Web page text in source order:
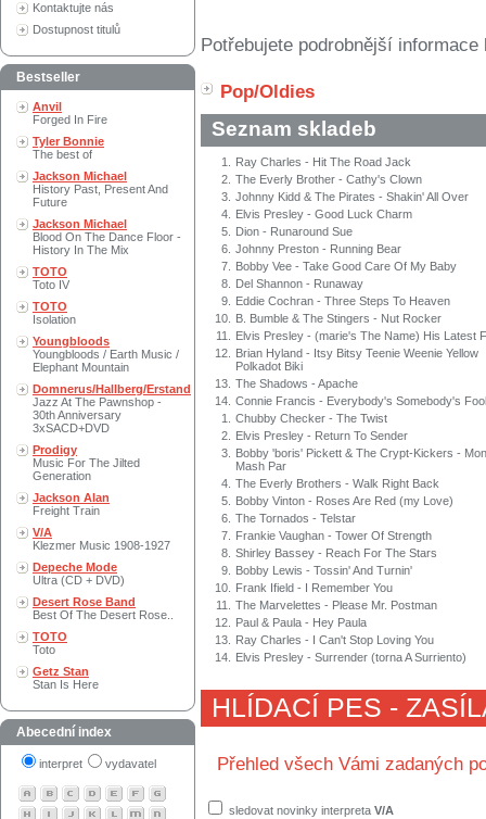
Kontaktujte nás
Dostupnost titulů
Bestseller
Anvil
Forged In Fire
Tyler Bonnie
The best of
Jackson Michael
History Past, Present And
Future
Jackson Michael
Blood On The Dance Floor -
History In The Mix
TOTO
Toto IV
TOTO
Isolation
Youngbloods
Youngbloods / Earth Music /
Elephant Mountain
Domnerus/Hallberg/Erstand
Jazz At The Pawnshop -
30th Anniversary
3xSACD+DVD
Prodigy
Music For The Jilted
Generation
Jackson Alan
Freight Train
V/A
Klezmer Music 1908-1927
Depeche Mode
Ultra (CD + DVD)
Desert Rose Band
Best Of The Desert Rose..
TOTO
Toto
Getz Stan
Stan Is Here
Abecední index
interpret vydavatel
Potřebujete podrobnější
Pop/Oldies
Seznam skladeb
1.
Ray Charles - Hit The Road Jack
2. The Everly Brother - Cathy's Clown
3. Johnny Kidd & The Pirates - Shakin' All Over
4.
Elvis Presley - Good Luck Charm
5.
Dion - Runaround Sue
6. Johnny Preston - Running Bear
7.
Bobby Vee - Take Good Care Of My Baby
8.
Del Shannon - Runaway
9.
Eddie Cochran - Three Steps To Heaven
10.
B. Bumble & The Stingers - Nut Rocker
11.
Elvis Presley - (marie's The Name) His Latest
12.
Brian Hyland - Itsy Bitsy Teenie Weenie Yellow
Polkadot Biki
13. The Shadows - Apache
14. Connie Francis - Everybody's Somebody's Fool
1.
Chubby Checker - The Twist
2.
Elvis Presley - Return To Sender
3.
Bobby 'boris' Pickett & The Crypt-Kickers -
Mash Par
4. The Everly Brothers - Walk Right Back
5.
Bobby Vinton - Roses Are Red (my Love)
6. The Tornados - Telstar
7.
Frankie Vaughan - Tower Of Strength
8. Shirley Bassey - Reach For The Stars
9.
Bobby Lewis - Tossin' And Turnin'
10.
Frank Ifield - I Remember You
11.
The Marvelettes - Please Mr. Postman
12.
Paul & Paula - Hey Paula
13.
Ray Charles - I Can't Stop Loving You
14.
Elvis Presley - Surrender (torna A Surriento)
HLÍDACÍ PES -
Přehled všech Vámi zadaných
sledovat novinky interpreta V/A